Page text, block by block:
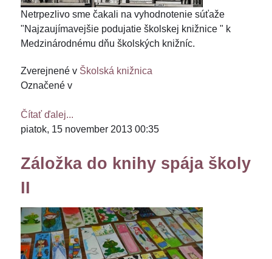
Netrpezlivo sme čakali na vyhodnotenie súťaže
"Najzaujímavejšie podujatie školskej knižnice " k
Medzinárodnému dňu školských knižníc.
Zverejnené v Školská knižnica
Označené v
Čítať ďalej...
piatok, 15 november 2013 00:35
Záložka do knihy spája školy
II